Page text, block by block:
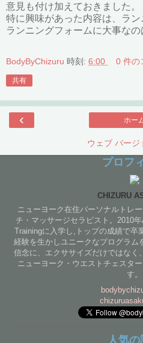
意見も付け加えておきました。
特に興味があった内容は、ラン
ランニングフォームに大事なの
BodyByChizuru 時刻: 6:00 0 件の
共有
‹ ホー
ウェブ バージ
プロフ
CHIZURU
ニューヨーク在住パーソナルトレ
チ・マッサージセラピスト。2010
Trainingに入学し,トップの成績で卒
経験を生かしユニークなプログラム
信念に、エクササイズだけではなく
ニューヨーク・ウエストチェスタ
す。
人気